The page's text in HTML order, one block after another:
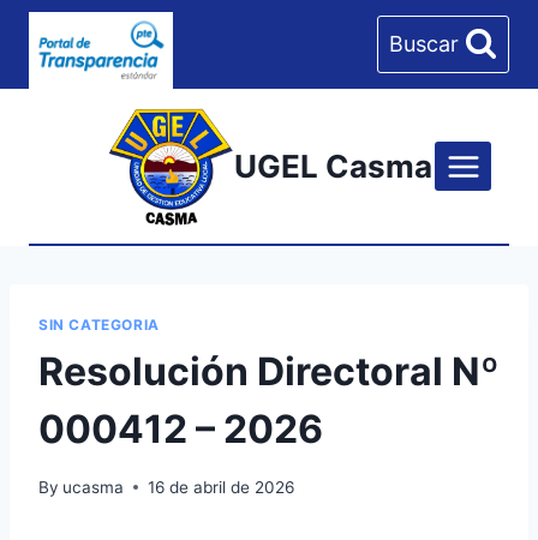
Skip
Buscar
UGEL Casma
SIN CATEGORIA
Resolución Directoral Nº
000412 – 2026
By ucasma 16 de abril de 2026